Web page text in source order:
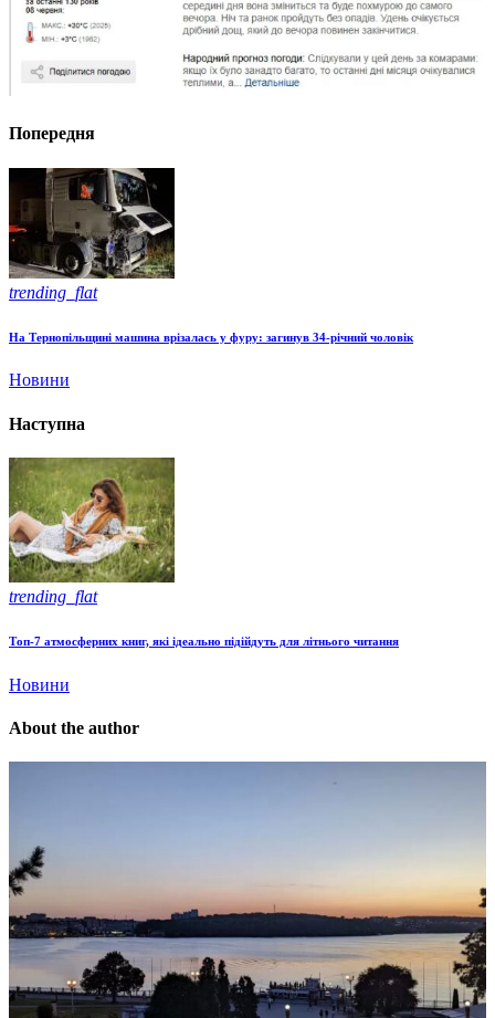
Попередня
trending_flat
На Тернопільщині машина врізалась у фуру: загинув 34-річний чоловік
Новини
Наступна
trending_flat
Топ-7 атмосферних книг, які ідеально підійдуть для літнього читання
Новини
About the author